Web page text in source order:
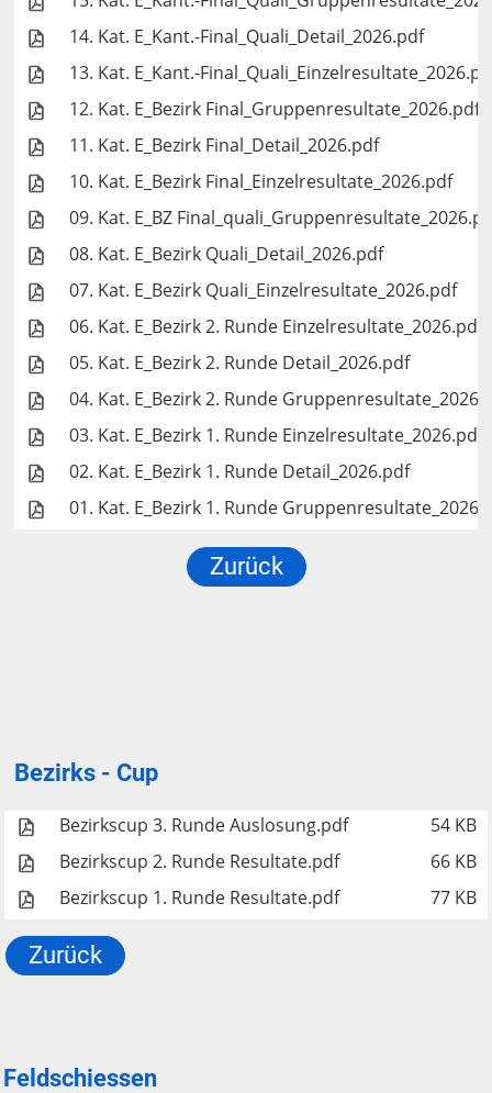
14. Kat. E_Kant.-Final_Quali_Detail_2026.pdf
13. Kat. E_Kant.-
12. Kat. E_Bezirk Final_Gruppenresultate_2026.pdf
11. Kat. E_Bezirk Final_Detail_2026.pdf
10. Kat. E_Bezirk Final_Einzelresultate_2026.pdf
09. Kat. E_BZ
08. Kat. E_Bezirk Quali_Detail_2026.pdf
07. Kat. E_Bezirk Quali_Einzelresultate_2026.pdf
06. Kat. E_Bezirk 2. Runde Einzelresultate_2026.pdf
05. Kat. E_Bezirk 2. Runde Detail_2026.pdf
04. Kat. E_Bezirk 2. Runde
03. Kat. E_Bezirk 1. Runde Einzelresultate_2026.pdf
02. Kat. E_Bezirk 1. Runde Detail_2026.pdf
01. Kat. E_Bezirk 1. Runde
Zurück
Bezirks - Cup
Bezirkscup 3. Runde Auslosung.pdf
54 KB
Bezirkscup 2. Runde Resultate.pdf
66 KB
Bezirkscup 1. Runde Resultate.pdf
77 KB
Zurück
Feldschiessen